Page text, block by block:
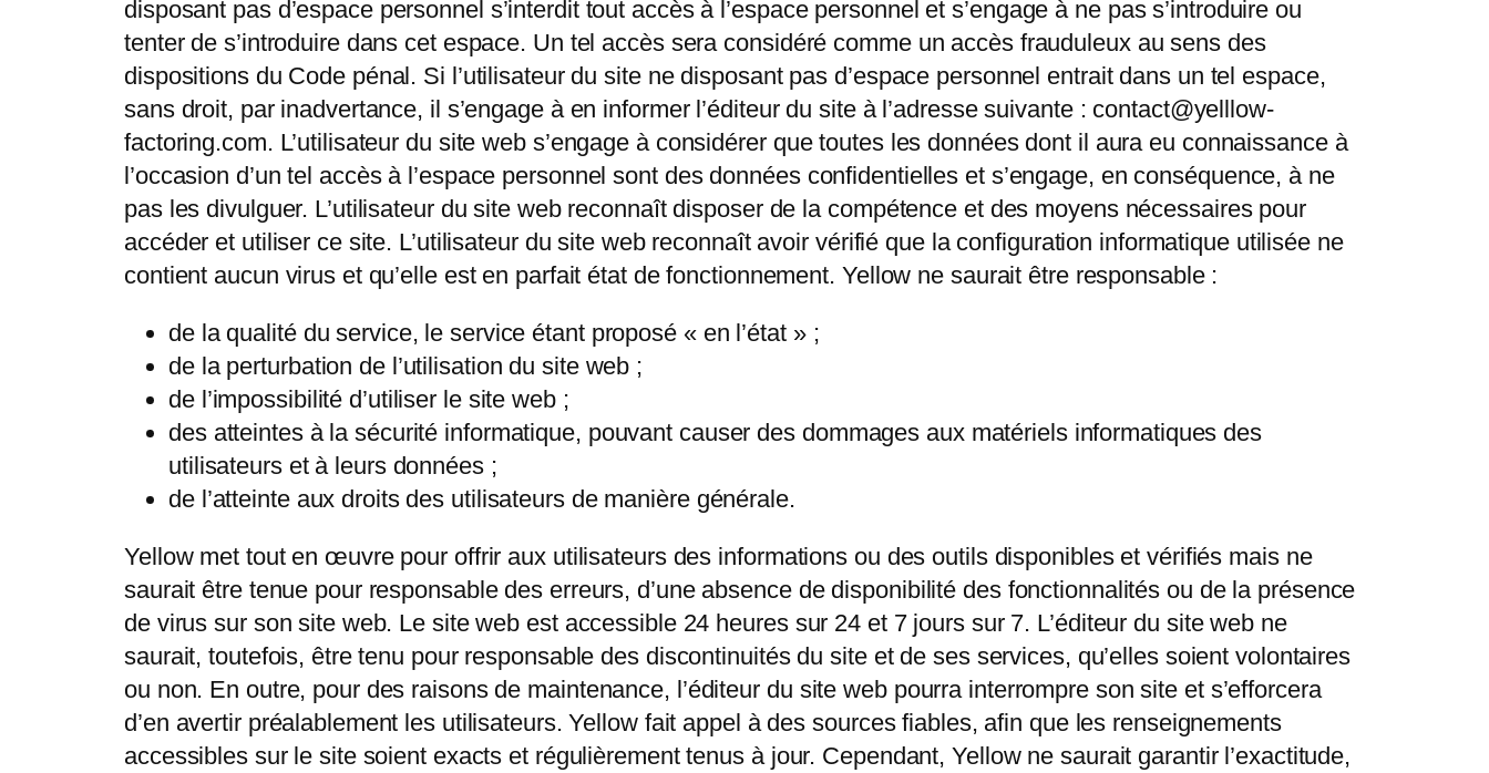
disposant pas d’espace personnel s’interdit tout accès à l’espace personnel et s’engage à ne pas s’introduire ou
tenter de s’introduire dans cet espace. Un tel accès sera considéré comme un accès frauduleux au sens des
dispositions du Code pénal. Si l’utilisateur du site ne disposant pas d’espace personnel entrait dans un tel espace,
sans droit, par inadvertance, il s’engage à en informer l’éditeur du site à l’adresse suivante : contact@yelllow-
factoring.com. L’utilisateur du site web s’engage à considérer que toutes les données dont il aura eu connaissance à
l’occasion d’un tel accès à l’espace personnel sont des données confidentielles et s’engage, en conséquence, à ne
pas les divulguer. L’utilisateur du site web reconnaît disposer de la compétence et des moyens nécessaires pour
accéder et utiliser ce site. L’utilisateur du site web reconnaît avoir vérifié que la configuration informatique utilisée ne
contient aucun virus et qu’elle est en parfait état de fonctionnement. Yellow ne saurait être responsable :
de la qualité du service, le service étant proposé « en l’état » ;
de la perturbation de l’utilisation du site web ;
de l’impossibilité d’utiliser le site web ;
des atteintes à la sécurité informatique, pouvant causer des dommages aux matériels informatiques des
utilisateurs et à leurs données ;
de l’atteinte aux droits des utilisateurs de manière générale.
Yellow met tout en œuvre pour offrir aux utilisateurs des informations ou des outils disponibles et vérifiés mais ne
saurait être tenue pour responsable des erreurs, d’une absence de disponibilité des fonctionnalités ou de la présence
de virus sur son site web. Le site web est accessible 24 heures sur 24 et 7 jours sur 7. L’éditeur du site web ne
saurait, toutefois, être tenu pour responsable des discontinuités du site et de ses services, qu’elles soient volontaires
ou non. En outre, pour des raisons de maintenance, l’éditeur du site web pourra interrompre son site et s’efforcera
d’en avertir préalablement les utilisateurs. Yellow fait appel à des sources fiables, afin que les renseignements
accessibles sur le site soient exacts et régulièrement tenus à jour. Cependant, Yellow ne saurait garantir l’exactitude,